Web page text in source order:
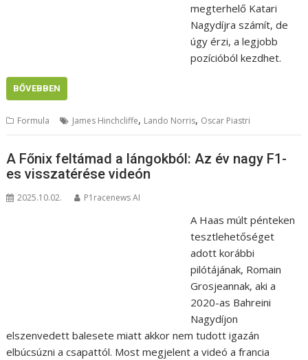
megterhelő Katari
Nagydíjra számít, de
úgy érzi, a legjobb
pozícióból kezdhet.
BŐVEBBEN
Formula James Hinchcliffe, Lando Norris, Oscar Piastri
A Főnix feltámad a lángokból: Az év nagy F1-
es visszatérése videón
2025.10.02. P1racenews AI
A Haas múlt pénteken
tesztlehetőséget
adott korábbi
pilótájának, Romain
Grosjeannak, aki a
2020-as Bahreini
Nagydíjon
elszenvedett balesete miatt akkor nem tudott igazán
elbúcsúzni a csapattól. Most megjelent a videó a francia